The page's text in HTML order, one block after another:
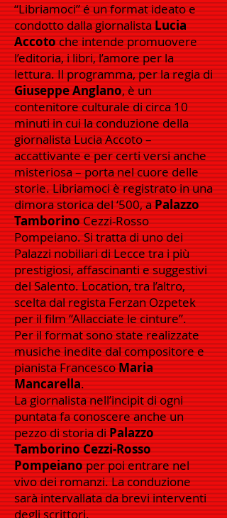
“Libriamoci” é un format ideato e
condotto dalla giornalistaLucia
Accotoche intende promuovere
l’editoria, i libri, l’amore per la
lettura. Il programma, per la regia di
Giuseppe Anglano, è un
contenitore culturale di circa 10
minuti in cui la conduzione della
giornalista Lucia Accoto –
accattivante e per certi versi anche
misteriosa – porta nel cuore delle
storie. Libriamoci è registrato in una
dimora storica del ‘500, aPalazzo
TamborinoCezzi-Rosso
Pompeiano. Si tratta di uno dei
Palazzi nobiliari di Lecce tra i più
prestigiosi, affascinanti e suggestivi
del Salento. Location, tra l’altro,
scelta dal regista Ferzan Ozpetek
per il film “Allacciate le cinture”.
Per il format sono state realizzate
musiche inedite dal compositore e
pianista FrancescoMaria
Mancarella.
La giornalista nell’incipit di ogni
puntata fa conoscere anche un
pezzo di storia diPalazzo
Tamborino Cezzi-Rosso
Pompeianoper poi entrare nel
vivo dei romanzi. La conduzione
sarà intervallata da brevi interventi
degli scrittori.